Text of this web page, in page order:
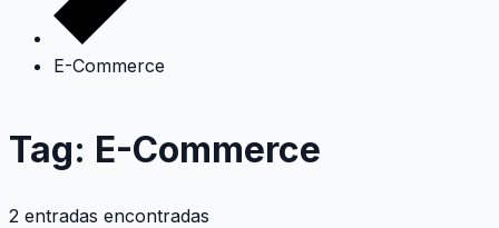
E-Commerce
Tag: E-Commerce
2 entradas encontradas